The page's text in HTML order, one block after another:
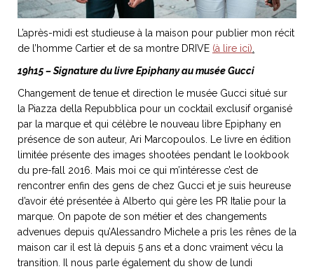
L’après-midi est studieuse à la maison pour publier mon récit
de l’homme Cartier et de sa montre DRIVE (à lire ici)
19h15 – Signature du livre Epiphany au musée Gucci
Changement de tenue et direction le musée Gucci situé sur
la Piazza della Repubblica pour un cocktail exclusif organisé
par la marque et qui célèbre le nouveau libre Epiphany en
présence de son auteur, Ari Marcopoulos. Le livre en édition
limitée présente des images shootées pendant le lookbook
du pre-fall 2016. Mais moi ce qui m’intéresse c’est de
rencontrer enfin des gens de chez Gucci et je suis heureuse
d’avoir été présentée à Alberto qui gère les PR Italie pour la
marque. On papote de son métier et des changements
advenues depuis qu’Alessandro Michele a pris les rênes de la
maison car il est là depuis 5 ans et a donc vraiment vécu la
transition. Il nous parle également du show de lundi